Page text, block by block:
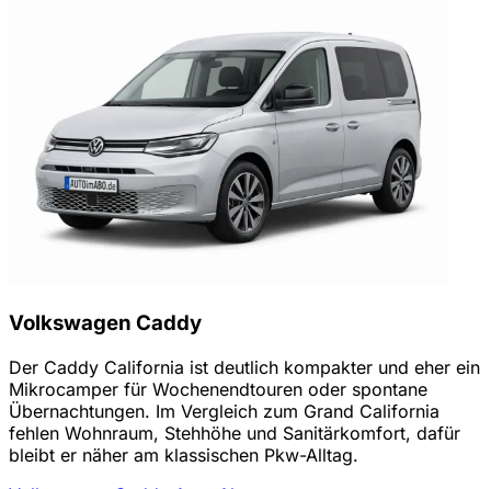
Volkswagen Caddy
Der Caddy California ist deutlich kompakter und eher ein
Mikrocamper für Wochenendtouren oder spontane
Übernachtungen. Im Vergleich zum Grand California
fehlen Wohnraum, Stehhöhe und Sanitärkomfort, dafür
bleibt er näher am klassischen Pkw-Alltag.